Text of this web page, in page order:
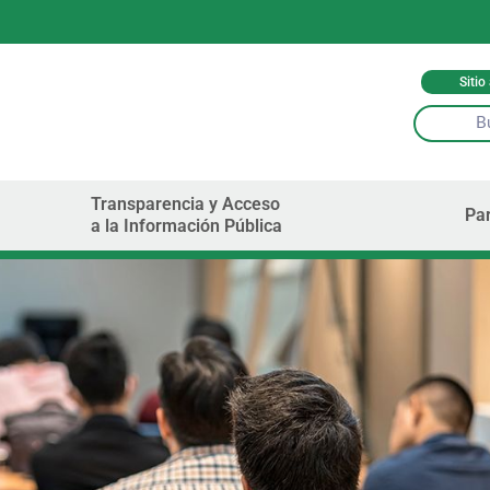
Sitio
Transparencia y Acceso
a la Información Pública